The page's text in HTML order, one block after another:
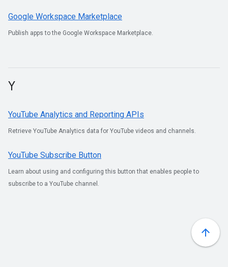
Google Workspace Marketplace
Publish apps to the Google Workspace Marketplace.
Y
YouTube Analytics and Reporting APIs
Retrieve YouTube Analytics data for YouTube videos and channels.
YouTube Subscribe Button
Learn about using and configuring this button that enables people to
subscribe to a YouTube channel.